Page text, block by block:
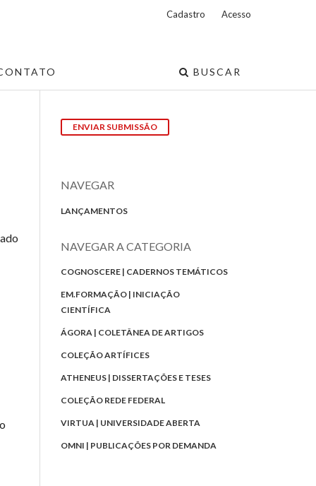
BUSCAR
Cadastro Acesso
ENVIAR SUBMISSÃO
NAVEGAR
LANÇAMENTOS
NAVEGAR A CATEGORIA
COGNOSCERE | CADERNOS TEMÁTICOS
EM.FORMAÇÃO | INICIAÇÃO
CIENTÍFICA
ÁGORA | COLETÂNEA DE ARTIGOS
COLEÇÃO ARTÍFICES
ATHENEUS | DISSERTAÇÕES E TESES
COLEÇÃO REDE FEDERAL
VIRTUA | UNIVERSIDADE ABERTA
OMNI | PUBLICAÇÕES POR DEMANDA